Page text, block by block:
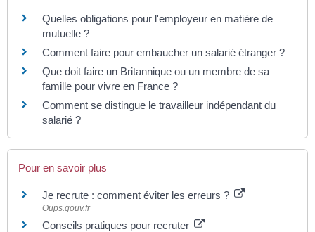
Quelles obligations pour l'employeur en matière de
mutuelle ?
Comment faire pour embaucher un salarié étranger ?
Que doit faire un Britannique ou un membre de sa
famille pour vivre en France ?
Comment se distingue le travailleur indépendant du
salarié ?
Pour en savoir plus
Je recrute : comment éviter les erreurs ?
Oups.gouv.fr
Conseils pratiques pour recruter